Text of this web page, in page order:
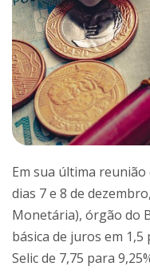
Em sua última
dias 7 e 8 de
Monetária), órgão do
básica de juros em
Selic de 7,75 para